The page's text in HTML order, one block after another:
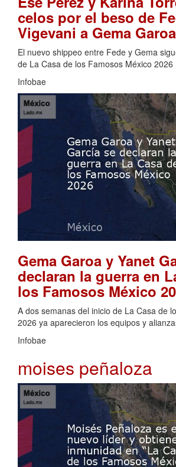
celos por el beso de
Vigevani a Gema Garoa
El nuevo shippeo entre Fede y Gema
de La Casa de los Famosos México 2026
Infobae
Gema Garoa y Yanet
declaran la guerra en
los Famosos México
A dos semanas del inicio de La Casa de
2026 ya aparecieron los equipos y
Infobae
moises peñaloza